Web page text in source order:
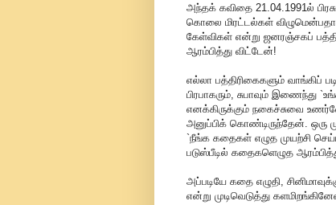
அந்தக் கவிதை 21.04.1991ல்
கொலை மிரட்டல்கள் விழுமென்பதால்
கேள்விகள் என்று ஜனரஞ்சகப்
ஆரம்பித்து விட்டேன்!
எல்லா பத்திரிகைகளும் வாங்கிப்
பிரபாகரும், சுபாவும் இணைந்து
எனக்கிருக்கும் நகைச்சுவை
அனுப்பிக் கொண்டிருந்தேன். ஒரு
`நீங்க கதைகள் எழுத முயற்சி
படுஸ்பீடில் கதைகளெழுத ஆரம்பித்து,
அப்படியே கதை எழுதி,
என்று முடிவெடுத்து